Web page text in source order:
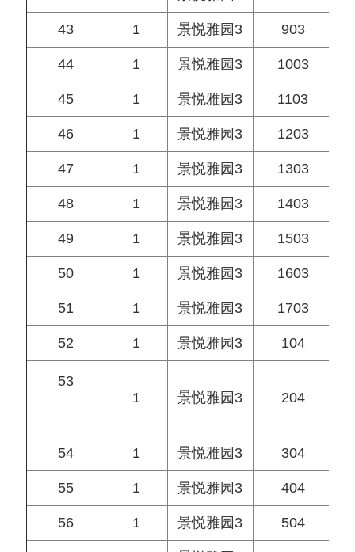
43 1 景悦雅园3 903
44 1 景悦雅园3 1003
45 1 景悦雅园3 1103
46 1 景悦雅园3 1203
47 1 景悦雅园3 1303
48 1 景悦雅园3 1403
49 1 景悦雅园3 1503
50 1 景悦雅园3 1603
51 1 景悦雅园3 1703
52 1 景悦雅园3 104
53
1
景悦雅园3 204
54 1 景悦雅园3 304
55 1 景悦雅园3 404
56 1 景悦雅园3 504